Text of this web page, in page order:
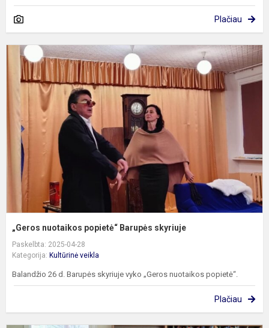
Plačiau
„Geros nuotaikos popietė“ Barupės skyriuje
Paskelbta: 2025-04-28
Kategorija: Kultūrinė veikla
Balandžio 26 d. Barupės skyriuje vyko „Geros nuotaikos popietė“.
Plačiau